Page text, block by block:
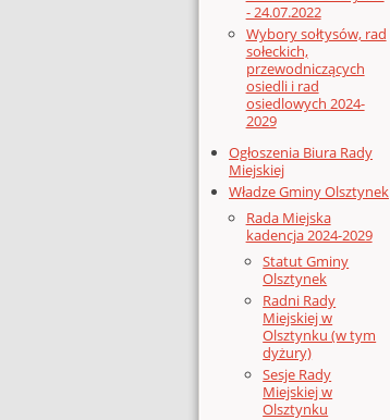
- 24.07.2022
Wybory sołtysów, rad
sołeckich,
przewodniczących
osiedli i rad
osiedlowych 2024-
2029
Ogłoszenia Biura Rady
Miejskiej
Władze Gminy Olsztynek
Rada Miejska
kadencja 2024-2029
Statut Gminy
Olsztynek
Radni Rady
Miejskiej w
Olsztynku (w tym
dyżury)
Sesje Rady
Miejskiej w
Olsztynku